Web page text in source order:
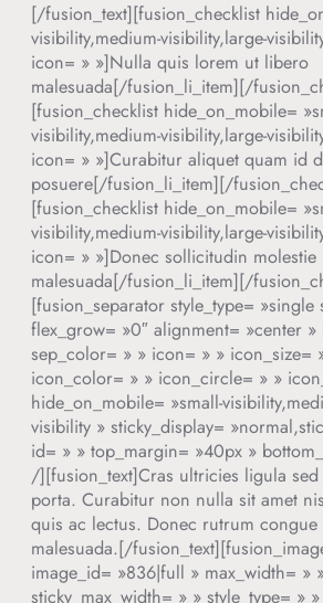
[/fusion_text][fusion_checklist
visibility,medium-visibility,large-
icon= » »]Nulla quis lorem ut libero
malesuada[/fusion_li_item][/
[fusion_checklist hide_on_mobile=
visibility,medium-visibility,large-
icon= » »]Curabitur aliquet quam id
posuere[/fusion_li_item][/
[fusion_checklist hide_on_mobile=
visibility,medium-visibility,large-
icon= » »]Donec sollicitudin molestie
malesuada[/fusion_li_item][/
[fusion_separator style_type= »single
flex_grow= »0″ alignment= »center
sep_color= » » icon= » » icon_size=
icon_color= » » icon_circle= » »
hide_on_mobile= »small-
visibility » sticky_display=
id= » » top_margin= »40px »
/][fusion_text]Cras ultricies ligula
porta. Curabitur non nulla sit amet
quis ac lectus. Donec rutrum congue
malesuada.[/
image_id= »836|full » max_width= »
sticky_max_width= » » style_type= »